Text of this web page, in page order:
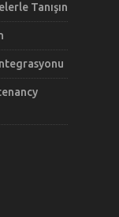
Tanışın